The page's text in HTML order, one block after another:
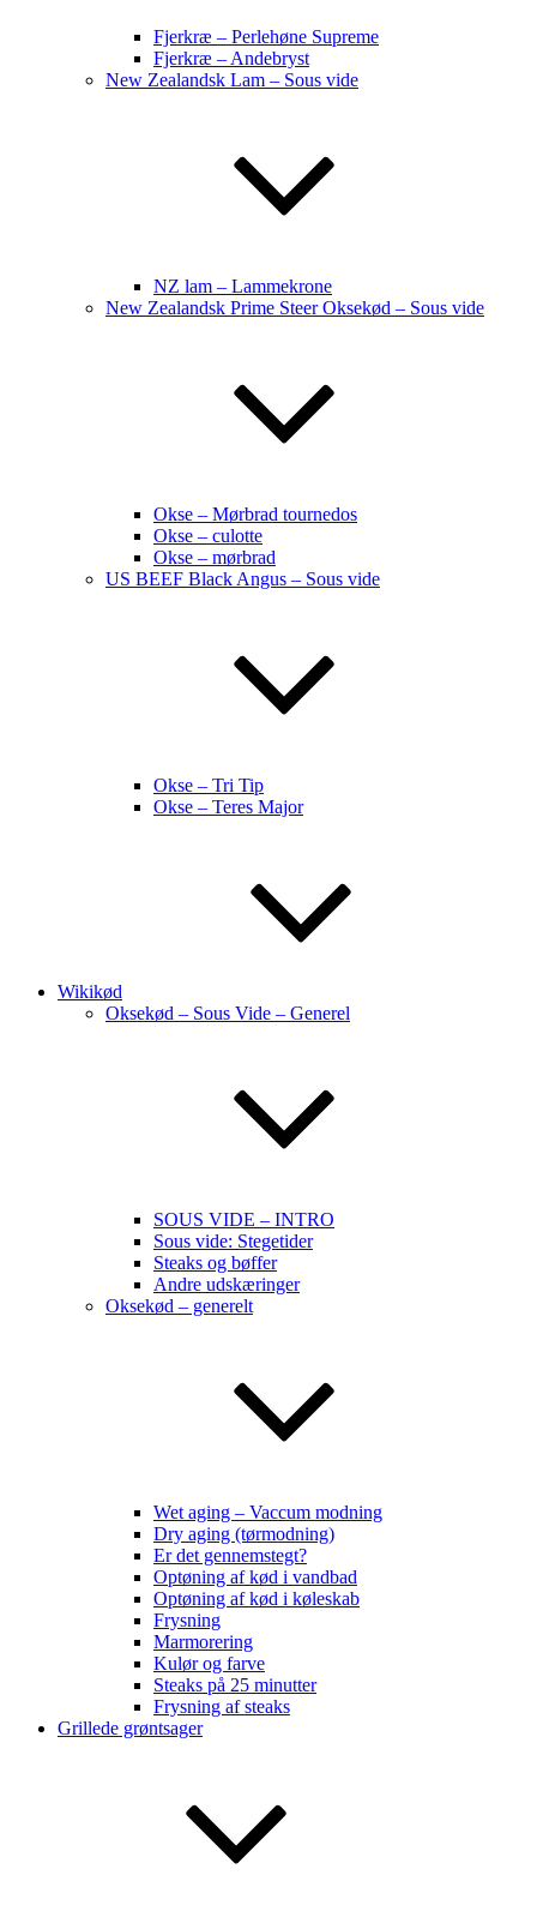
Fjerkræ – Perlehøne Supreme
Fjerkræ – Andebryst
New Zealandsk Lam – Sous vide
NZ lam – Lammekrone
New Zealandsk Prime Steer Oksekød – Sous vide
Okse – Mørbrad tournedos
Okse – culotte
Okse – mørbrad
US BEEF Black Angus – Sous vide
Okse – Tri Tip
Okse – Teres Major
Wikikød
Oksekød – Sous Vide – Generel
SOUS VIDE – INTRO
Sous vide: Stegetider
Steaks og bøffer
Andre udskæringer
Oksekød – generelt
Wet aging – Vaccum modning
Dry aging (tørmodning)
Er det gennemstegt?
Optøning af kød i vandbad
Optøning af kød i køleskab
Frysning
Marmorering
Kulør og farve
Steaks på 25 minutter
Frysning af steaks
Grillede grøntsager